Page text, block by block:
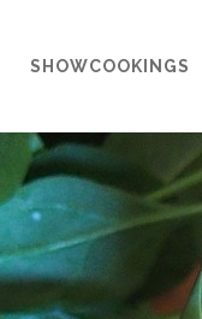
SHOWCOOKINGS